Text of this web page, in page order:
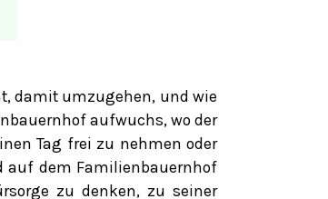
damit umzugehen, und wie
aufwuchs, wo der
Tag frei zu nehmen oder
auf dem Familienbauernhof
zu denken, zu seiner